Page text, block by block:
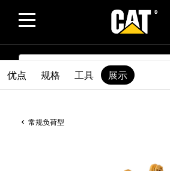
SEARCH
常规负荷型
优点 规格 工具 展示